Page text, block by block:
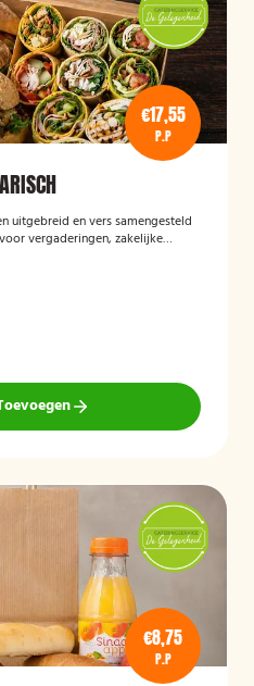
€17,55
P.P
uitgebreid en vers samengesteld
vergaderingen, zakelijke
andere vegetarische
verse ingrediënten en
rekening worden gehouden
€8,75
P.P